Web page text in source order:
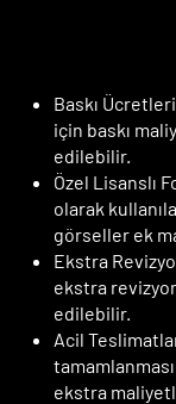
Baskı
için baskı
edilebilir.
Özel Lisanslı
olarak
görseller ek
Ekstra
ekstra
edilebilir.
Acil
ekstra